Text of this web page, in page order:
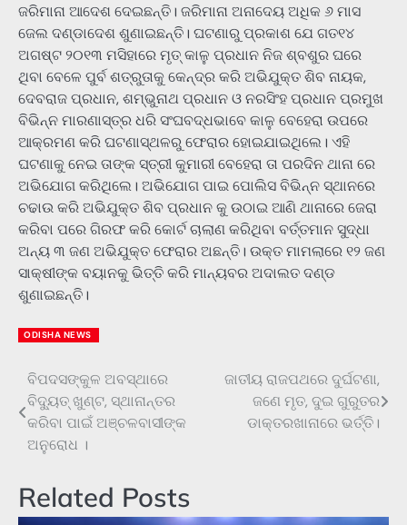
ଜରିମାନା ଆଦେଶ ଦେଇଛନ୍ତି। ଜରିମାନା ଅନାଦେୟ ଅଧିକ ୬ ମାସ
ଜେଲ ଦଣ୍ଡାଦେଶ ଶୁଣାଇଛନ୍ତି। ଘଟଣାରୁ ପ୍ରକାଶ ଯେ ଗତ୧୪
ଅଗଷ୍ଟ ୨୦୧୩ ମସିହାରେ ମୃତ୍ କାଳୁ ପ୍ରଧାନ ନିଜ ଶ୍ବଶୁର ଘରେ
ଥିବା ବେଳେ ପୁର୍ବ ଶତ୍ରୁତାକୁ କେନ୍ଦ୍ର କରି ଅଭିଯୁକ୍ତ ଶିବ ନାୟକ,
ଦେବରାଜ ପ୍ରଧାନ, ଶମ୍ଭୁନାଥ ପ୍ରଧାନ ଓ ନରସିଂହ ପ୍ରଧାନ ପ୍ରମୁଖ
ବିଭିନ୍ନ ମାରଣାସ୍ତ୍ର ଧରି ସଂଘବଦ୍ଧଭାବେ କାଳୁ ବେହେରା ଉପରେ
ଆକ୍ରମଣ କରି ଘଟଣାସ୍ଥଳରୁ ଫେରାର ହୋଇଯାଇଥିଲେ। ଏହି
ଘଟଣାକୁ ନେଇ ତାଙ୍କ ସ୍ତ୍ରୀ କୁମାରୀ ବେହେରା ତା ପରଦିନ ଥାନା ରେ
ଅଭିଯୋଗ କରିଥିଲେ। ଅଭିଯୋଗ ପାଇ ପୋଲିସ ବିଭିନ୍ନ ସ୍ଥାନରେ
ଚଢାଉ କରି ଅଭିଯୁକ୍ତ ଶିବ ପ୍ରଧାନ କୁ ଉଠାଇ ଆଣି ଥାନାରେ ଜେରା
କରିବା ପରେ ଗିରଫ କରି କୋର୍ଟ ଚାଲାଣ କରିଥିବା ବର୍ତ୍ତମାନ ସୁଦ୍ଧା
ଅନ୍ୟ ୩ ଜଣ ଅଭିଯୁକ୍ତ ଫେରାର ଅଛନ୍ତି। ଉକ୍ତ ମାମଲାରେ ୧୨ ଜଣ
ସାକ୍ଷୀଙ୍କ ବୟାନକୁ ଭିତ୍ତି କରି ମାନ୍ୟବର ଅଦାଲତ ଦଣ୍ଡ
ଶୁଣାଇଛନ୍ତି।
ODISHA NEWS
Post
navigation
ବିପଦସଙ୍କୁଳ ଅବସ୍ଥାରେ
ବିଦ୍ୟୁତ୍‌ ଖୁଣ୍ଟ, ସ୍ଥାନାନ୍ତର
କରିବା ପାଇଁ ଅଞ୍ଚଳବାସୀଙ୍କ
ଅନୁରୋଧ ।
ଜାତୀୟ ରାଜପଥରେ ଦୁର୍ଘଟଣା,
ଜଣେ ମୃତ, ଦୁଇ ଗୁରୁତର
ଡାକ୍ତରଖାନାରେ ଭର୍ତ୍ତି।
Related Posts